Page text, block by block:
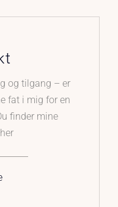
og tilgang – er
fat i mig for en
finder mine